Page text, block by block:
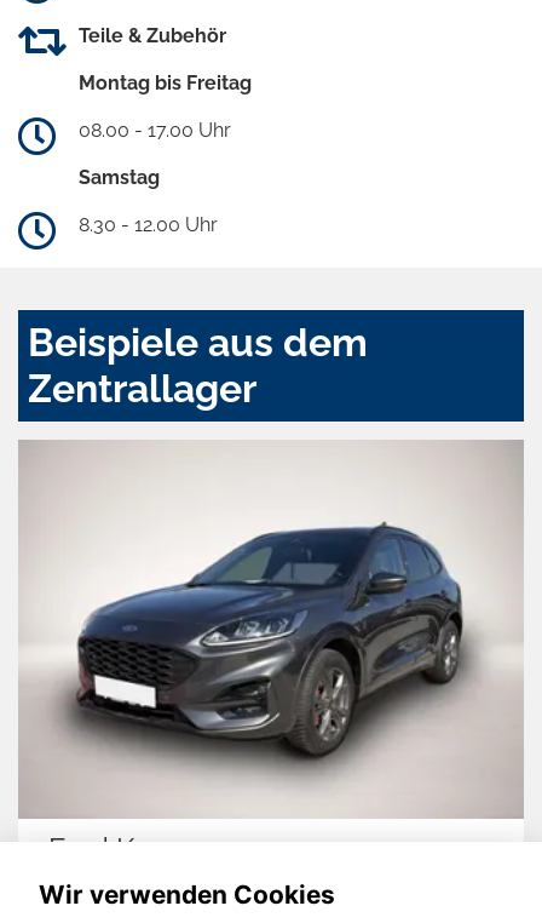
Teile & Zubehör
Montag bis Freitag
08.00 - 17.00 Uhr
Samstag
8.30 - 12.00 Uhr
Beispiele aus dem
Zentrallager
Ford Kuga
Wir verwenden Cookies